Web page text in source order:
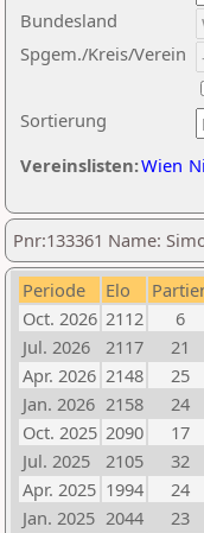
Sortierung
Bundesland
Spgem./Kreis/Verein
Vereinslisten:Wien
Pnr:133361 Name:
Periode Elo
Oct. 2026 2112 6
Jul. 2026
2117 21
Apr. 2026 2148 25
Jan. 2026 2158 24
Oct. 2025 2090 17
Jul. 2025
2105 32
Apr. 2025 1994 24
Jan. 2025 2044 23